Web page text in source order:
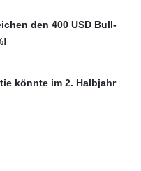
den 400 USD Bull-
könnte im 2. Halbjahr